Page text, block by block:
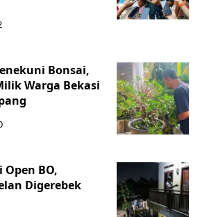
Bonsai,
Warga Bekasi
Open BO,
Digerebek